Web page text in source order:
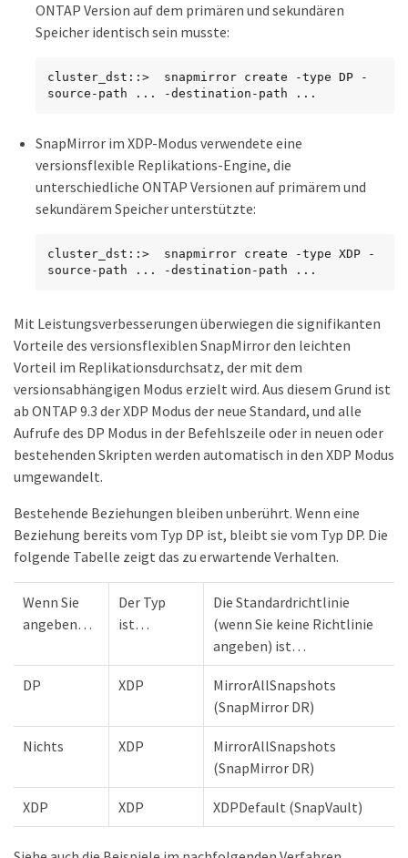
ONTAP Version auf dem primären und sekundären
Speicher identisch sein musste:
cluster_dst::>  snapmirror create -type DP -
source-path ... -destination-path ...
SnapMirror im XDP-Modus verwendete eine
versionsflexible Replikations-Engine, die
unterschiedliche ONTAP Versionen auf primärem und
sekundärem Speicher unterstützte:
cluster_dst::>  snapmirror create -type XDP -
source-path ... -destination-path ...
Mit Leistungsverbesserungen überwiegen die signifikanten
Vorteile des versionsflexiblen SnapMirror den leichten
Vorteil im Replikationsdurchsatz, der mit dem
versionsabhängigen Modus erzielt wird. Aus diesem Grund ist
ab ONTAP 9.3 der XDP Modus der neue Standard, und alle
Aufrufe des DP Modus in der Befehlszeile oder in neuen oder
bestehenden Skripten werden automatisch in den XDP Modus
umgewandelt.
Bestehende Beziehungen bleiben unberührt. Wenn eine
Beziehung bereits vom Typ DP ist, bleibt sie vom Typ DP. Die
folgende Tabelle zeigt das zu erwartende Verhalten.
Wenn Sie
angeben…​
Der Typ
ist…​
Die Standardrichtlinie
(wenn Sie keine Richtlinie
angeben) ist…​
DP XDP
MirrorAllSnapshots
(SnapMirror DR)
Nichts XDP
MirrorAllSnapshots
(SnapMirror DR)
XDP XDP XDPDefault (SnapVault)